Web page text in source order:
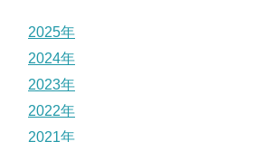
2025年
2024年
2023年
2022年
2021年